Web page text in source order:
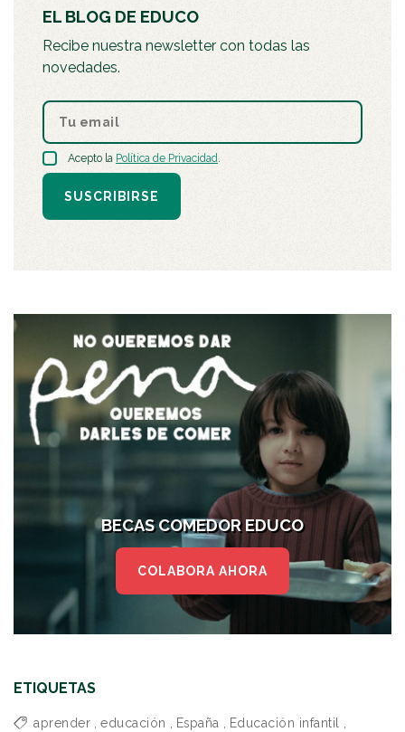
EL BLOG DE EDUCO
Recibe nuestra newsletter con todas las
novedades.
Acepto la Política de Privacidad.
SUSCRIBIRSE
BECAS COMEDOR EDUCO
COLABORA AHORA
ETIQUETAS
aprender , educación , España , Educación infantil ,